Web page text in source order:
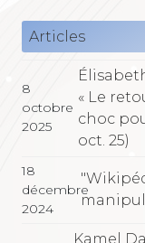
Articles
8
octobre
2025
« Le
choc
oct. 25)
18
décembre
2024
Kamel